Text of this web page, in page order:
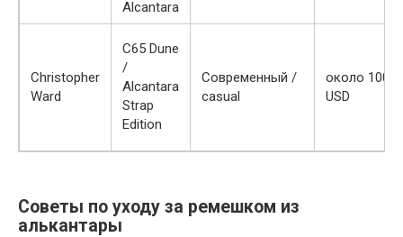
Alcantara
Christopher
Ward
C65 Dune
/
Alcantara
Strap
Edition
Современный /
casual
около 1000
USD
Советы по уходу за ремешком из
алькантары